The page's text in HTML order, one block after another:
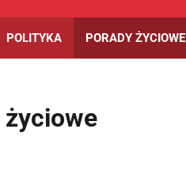
POLITYKA PORADY ŻYCIOWE
życiowe